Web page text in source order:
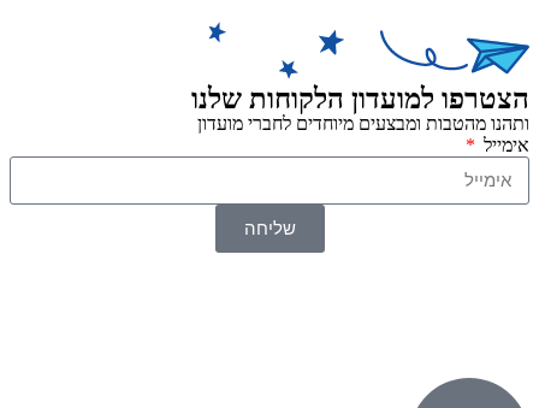
הצטרפו למועדון הלקוחות שלנו
ותהנו מהטבות ומבצעים מיוחדים לחברי מועדון
אימייל
שליחה